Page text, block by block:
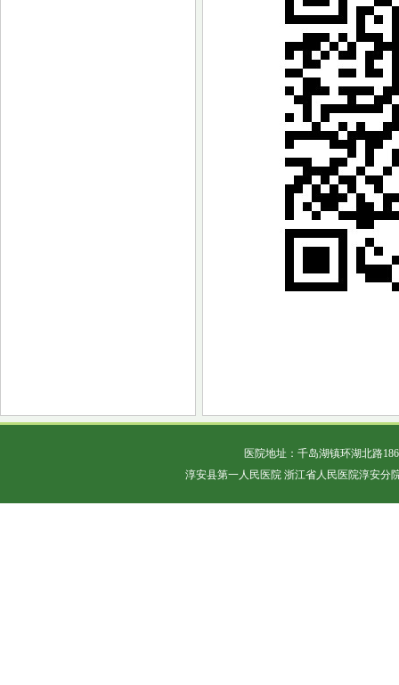
医院地址：千岛湖镇环湖北路
淳安县第一人民医院 浙江省人民医院淳安分